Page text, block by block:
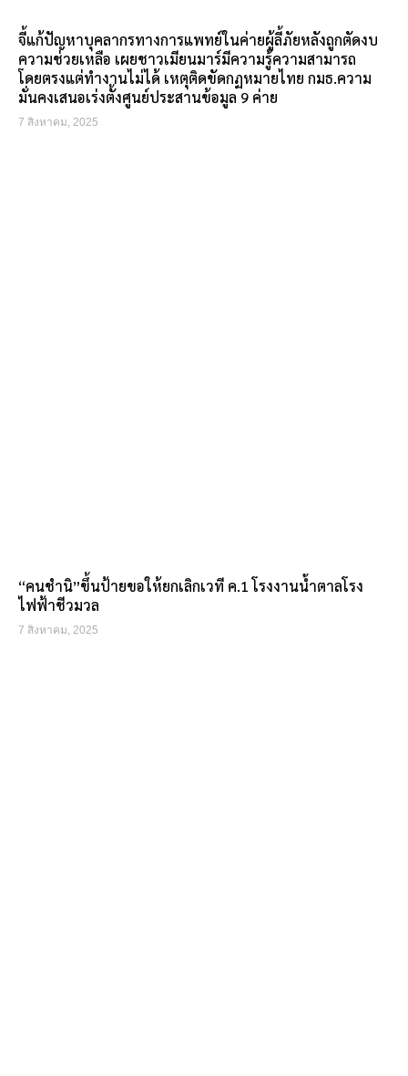
จี้แก้ปัญหาบุคลากรทางการแพทย์ในค่ายผู้ลี้ภัยหลังถูกตัดงบ
ความช่วยเหลือ เผยชาวเมียนมาร์มีความรู้ความสามารถ
โดยตรงแต่ทำงานไม่ได้ เหตุติดขัดกฏหมายไทย กมธ.ความ
มั่นคงเสนอเร่งตั้งศูนย์ประสานข้อมูล 9 ค่าย
7 สิงหาคม, 2025
“คนชำนิ”ขึ้นป้ายขอให้ยกเลิกเวที ค.1 โรงงานน้ำตาลโรง
ไฟฟ้าชีวมวล
7 สิงหาคม, 2025